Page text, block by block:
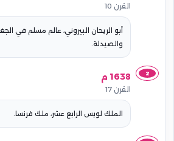
القرن 10
أبو الريحان البيروني، عالم مسلم في
والصيدلة.
2 1638 م
القرن 17
الملك لويس الرابع عشر، ملك فرنسا.